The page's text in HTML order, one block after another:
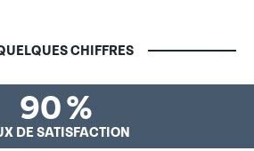
CHIFFRES
90%
DE SATISFACTION